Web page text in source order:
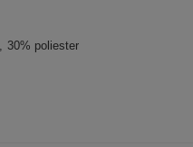
30% poliester